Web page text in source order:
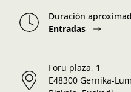
Duración
Entradas
Foru plaza, 1
E48300 Gernika-